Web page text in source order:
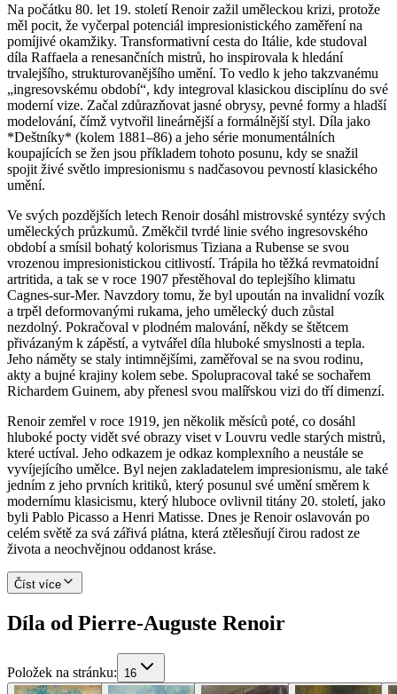
Na počátku 80. let 19. století Renoir zažil uměleckou krizi, protože
měl pocit, že vyčerpal potenciál impresionistického zaměření na
pomíjivé okamžiky. Transformativní cesta do Itálie, kde studoval
díla Raffaela a renesančních mistrů, ho inspirovala k hledání
trvalejšího, strukturovanějšího umění. To vedlo k jeho takzvanému
„ingresovskému období“, kdy integroval klasickou disciplínu do své
moderní vize. Začal zdůrazňovat jasné obrysy, pevné formy a hladší
modelování, čímž vytvořil lineárnější a formálnější styl. Díla jako
*Deštníky* (kolem 1881–86) a jeho série monumentálních
koupajících se žen jsou příkladem tohoto posunu, kdy se snažil
spojit živé světlo impresionismu s nadčasovou pevností klasického
umění.
Ve svých pozdějších letech Renoir dosáhl mistrovské syntézy svých
uměleckých průzkumů. Změkčil tvrdé linie svého ingresovského
období a smísil bohatý kolorismus Tiziana a Rubense se svou
vrozenou impresionistickou citlivostí. Trápila ho těžká revmatoidní
artritida, a tak se v roce 1907 přestěhoval do teplejšího klimatu
Cagnes-sur-Mer. Navzdory tomu, že byl upoután na invalidní vozík
a trpěl deformovanými rukama, jeho umělecký duch zůstal
nezdolný. Pokračoval v plodném malování, někdy se štětcem
přivázaným k zápěstí, a vytvářel díla hluboké smyslnosti a tepla.
Jeho náměty se staly intimnějšími, zaměřoval se na svou rodinu,
akty a bujné krajiny kolem sebe. Spolupracoval také se sochařem
Richardem Guinem, aby přenesl svou malířskou vizi do tří dimenzí.
Renoir zemřel v roce 1919, jen několik měsíců poté, co dosáhl
hluboké pocty vidět své obrazy viset v Louvru vedle starých mistrů,
které uctíval. Jeho odkazem je odkaz komplexního a neustále se
vyvíjejícího umělce. Byl nejen zakladatelem impresionismu, ale také
jedním z jeho prvních kritiků, který posunul své umění směrem k
modernímu klasicismu, který hluboce ovlivnil titány 20. století, jako
byli Pablo Picasso a Henri Matisse. Dnes je Renoir oslavován po
celém světě za svá zářivá plátna, která ztělesňují čirou radost ze
života a neochvějnou oddanost kráse.
Číst více
Díla od Pierre-Auguste Renoir
Položek na stránku: 16